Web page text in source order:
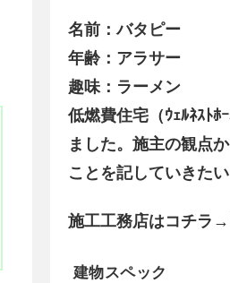
名前：バタピー
年齢：アラサー
趣味：ラーメン
低燃費住宅（ｳｪﾙﾈｽﾄﾎ
ました。施主の観点
ことを記していきたい
施工工務店はコチラ
建物スペック